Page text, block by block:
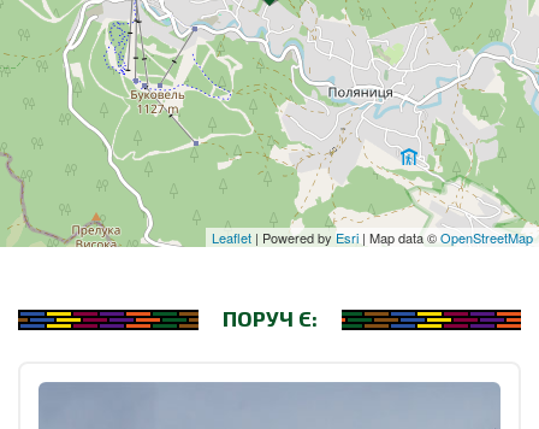
Leaflet | Powered by Esri | Map data ©OpenStreetMap
ПОРУЧ Є: